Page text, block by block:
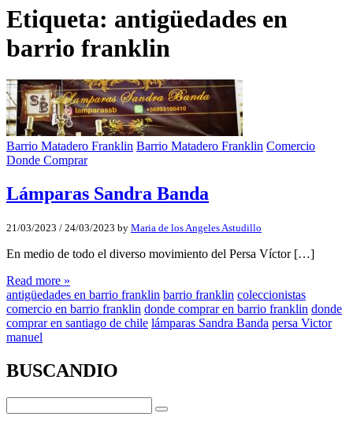
Etiqueta: antigüedades en
barrio franklin
Barrio Matadero Franklin Barrio Matadero Franklin Comercio
Donde Comprar
Lámparas Sandra Banda
21/03/2023 / 24/03/2023 by Maria de los Angeles Astudillo
En medio de todo el diverso movimiento del Persa Víctor […]
Read more »
antigüedades en barrio franklin barrio franklin coleccionistas
comercio en barrio franklin donde comprar en barrio franklin donde
comprar en santiago de chile lámparas Sandra Banda persa Victor
manuel
BUSCANDIO